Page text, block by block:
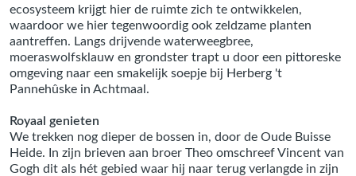
ecosysteem krijgt hier de ruimte zich te ontwikkelen,
waardoor we hier tegenwoordig ook zeldzame planten
aantreffen. Langs drijvende waterweegbree,
moeraswolfsklauw en grondster trapt u door een pittoreske
omgeving naar een smakelijk soepje bij Herberg 't
Pannehûske in Achtmaal.
Royaal genieten
We trekken nog dieper de bossen in, door de Oude Buisse
Heide. In zijn brieven aan broer Theo omschreef Vincent van
Gogh dit als hét gebied waar hij naar terug verlangde in zijn